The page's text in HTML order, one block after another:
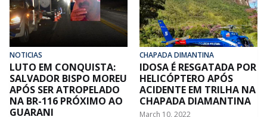
NOTICIAS
LUTO EM CONQUISTA:
SALVADOR BISPO MOREU
APÓS SER ATROPELADO
NA BR-116 PRÓXIMO AO
GUARANI
CHAPADA DIMANTINA
IDOSA É RESGATADA POR
HELICÓPTERO APÓS
ACIDENTE EM TRILHA NA
CHAPADA DIAMANTINA
March 10, 2022